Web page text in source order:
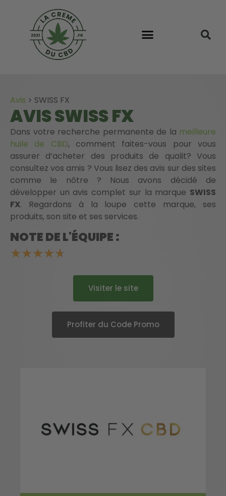
Avis > SWISS FX
AVIS SWISS FX
Dans votre recherche permanente de la meilleure
huile de CBD, comment faites-vous pour vous
assurer d’acheter des produits de qualit? Vous
consultez vos amis ? Vous lisez des avis sur des sites
comme le nôtre ? Nous avons décidé de
développer un avis complet sur la marque SWISS
FX. Regardons à la loupe cette marque, ses
produits, son site et ses services.
NOTE DE L'ÉQUIPE :
★★★★★
Visiter le site
Profiter du Code Promo